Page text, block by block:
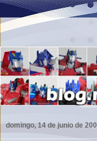
domingo, 14 de junio de